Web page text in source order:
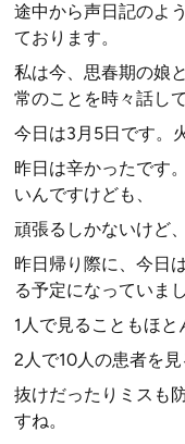
途中から声日記のよ
ております。
私は今、思春期の娘
常のことを時々話し
今日は3月5日です。
昨日は辛かったです
いんですけども、
頑張るしかないけど
昨日帰り際に、今日
る予定になっていまし
1人で見ることもほ
2人で10人の患者を
抜けだったりミスも
すね。